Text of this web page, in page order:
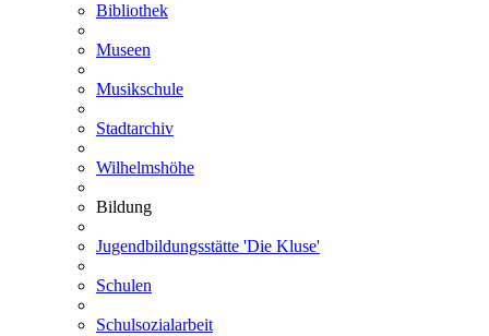
Bibliothek
Museen
Musikschule
Stadtarchiv
Wilhelmshöhe
Bildung
Jugendbildungsstätte 'Die Kluse'
Schulen
Schulsozialarbeit